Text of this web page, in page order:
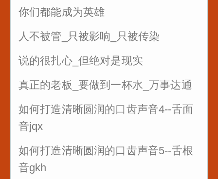
你们都能成为英雄
人不被管_只被影响_只被传染
说的很扎心_但绝对是现实
真正的老板_要做到一杯水_万事达通
如何打造清晰圆润的口齿声音4--舌面
音jqx
如何打造清晰圆润的口齿声音5--舌根
音gkh